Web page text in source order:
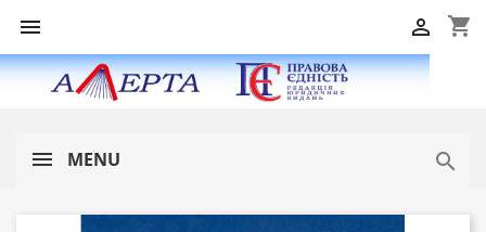
 shopping_cart

MENU 